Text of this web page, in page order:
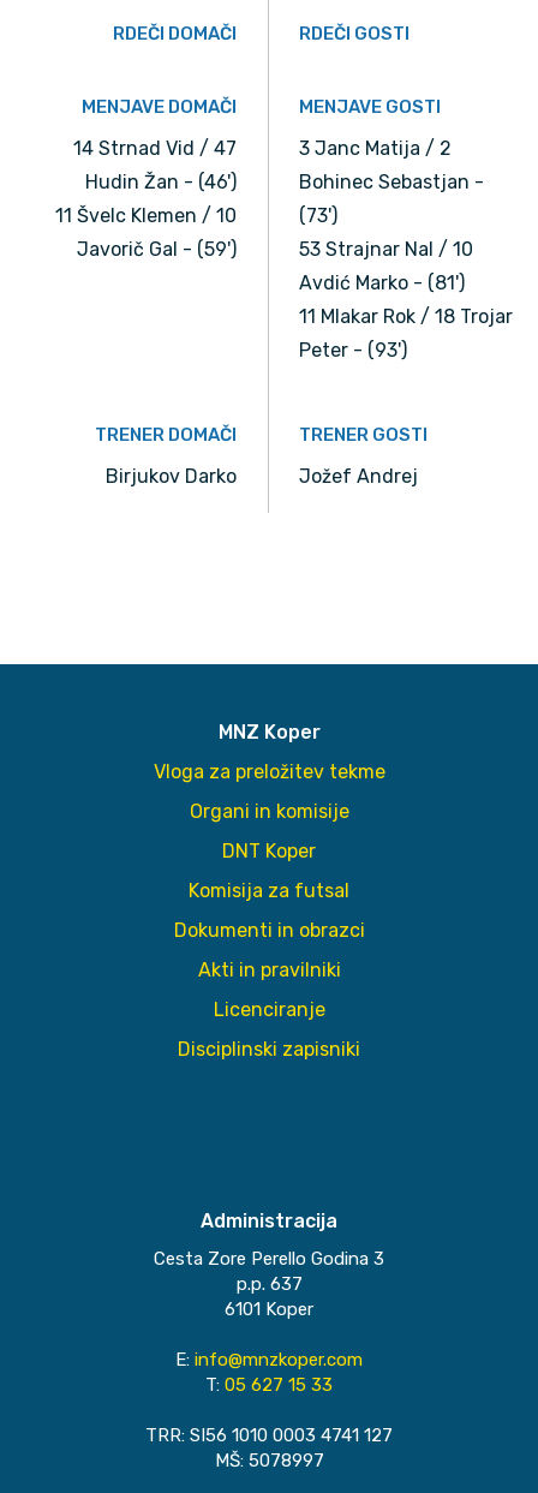
RDEČI DOMAČI RDEČI GOSTI
MENJAVE DOMAČI
14 Strnad Vid / 47
Hudin Žan - (46')
11 Švelc Klemen / 10
Javorič Gal - (59')
MENJAVE GOSTI
3 Janc Matija / 2
Bohinec Sebastjan -
(73')
53 Strajnar Nal / 10
Avdić Marko - (81')
11 Mlakar Rok / 18 Trojar
Peter - (93')
TRENER DOMAČI
Birjukov Darko
TRENER GOSTI
Jožef Andrej
MNZ Koper
Vloga za preložitev tekme
Organi in komisije
DNT Koper
Komisija za futsal
Dokumenti in obrazci
Akti in pravilniki
Licenciranje
Disciplinski zapisniki
Administracija
Cesta Zore Perello Godina 3
p.p. 637
6101 Koper
E: info@mnzkoper.com
T: 05 627 15 33
TRR: SI56 1010 0003 4741 127
MŠ: 5078997